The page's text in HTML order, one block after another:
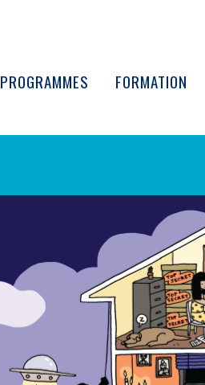
PROGRAMMES FORMATION